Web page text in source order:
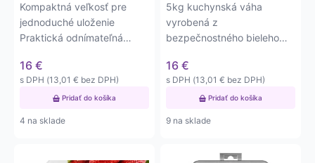
Kompaktná veľkosť pre
jednoduché uloženie
Praktická odnímateľná
1,2 l Maximálna…
16 €
s DPH (13,01 € bez DPH)
Pridať do košíka
4 na sklade
5kg kuchynská váha
vyrobená z
bezpečnostného bieleho
1g (1 ml). Váha má…
16 €
s DPH (13,01 € bez DPH)
Pridať do košíka
9 na sklade